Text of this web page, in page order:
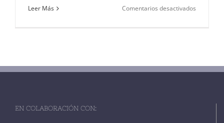
Leer Más Comentarios desactivados
EN COLABORACIÓN CON: